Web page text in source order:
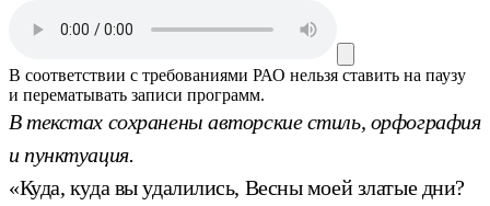
В соответствии с требованиями РАО нельзя ставить на паузу
и перематывать записи программ.
В текстах сохранены авторские стиль, орфография
и пунктуация.
«Куда, куда вы удалились, Весны моей златые дни?